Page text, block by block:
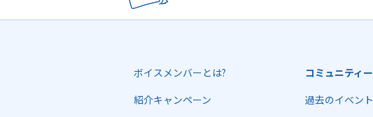
ボイスメンバーとは?
紹介キャンペーン
コミュニティー
過去のイベント